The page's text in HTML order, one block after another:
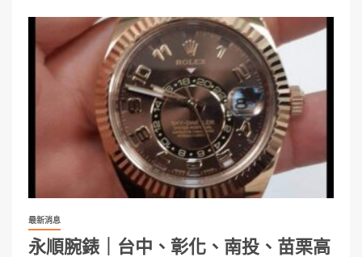
最新消息
永順腕錶｜台中、彰化、南投、苗栗高